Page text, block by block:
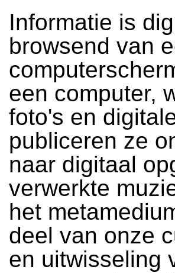
Informatie is
browsend van
een computer,
foto's en
publiceren ze
naar digitaal
verwerkte
het
deel van onze
en uitwisseling